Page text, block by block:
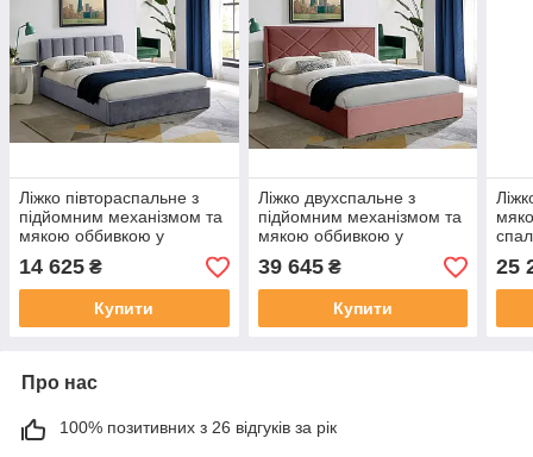
Ліжко півтораспальне з
підйомним механізмом та
мякою оббивкою у
спальню Montreal velvet
140x200 сірий Signal
14 625 ₴
Купити
Ліжко двухспальне з
підйомним механізмом та
мякою оббивкою у
спальню Magia 2 velvet
160x200 рожевий Signal
39 645₴
Купити
25
Про нас
100% позитивних з 26 відгуків за рік